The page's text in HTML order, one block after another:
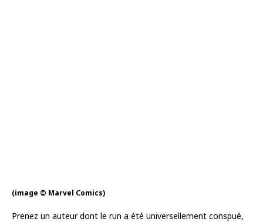
(image © Marvel Comics)
Prenez un auteur dont le run a été universellement conspué,